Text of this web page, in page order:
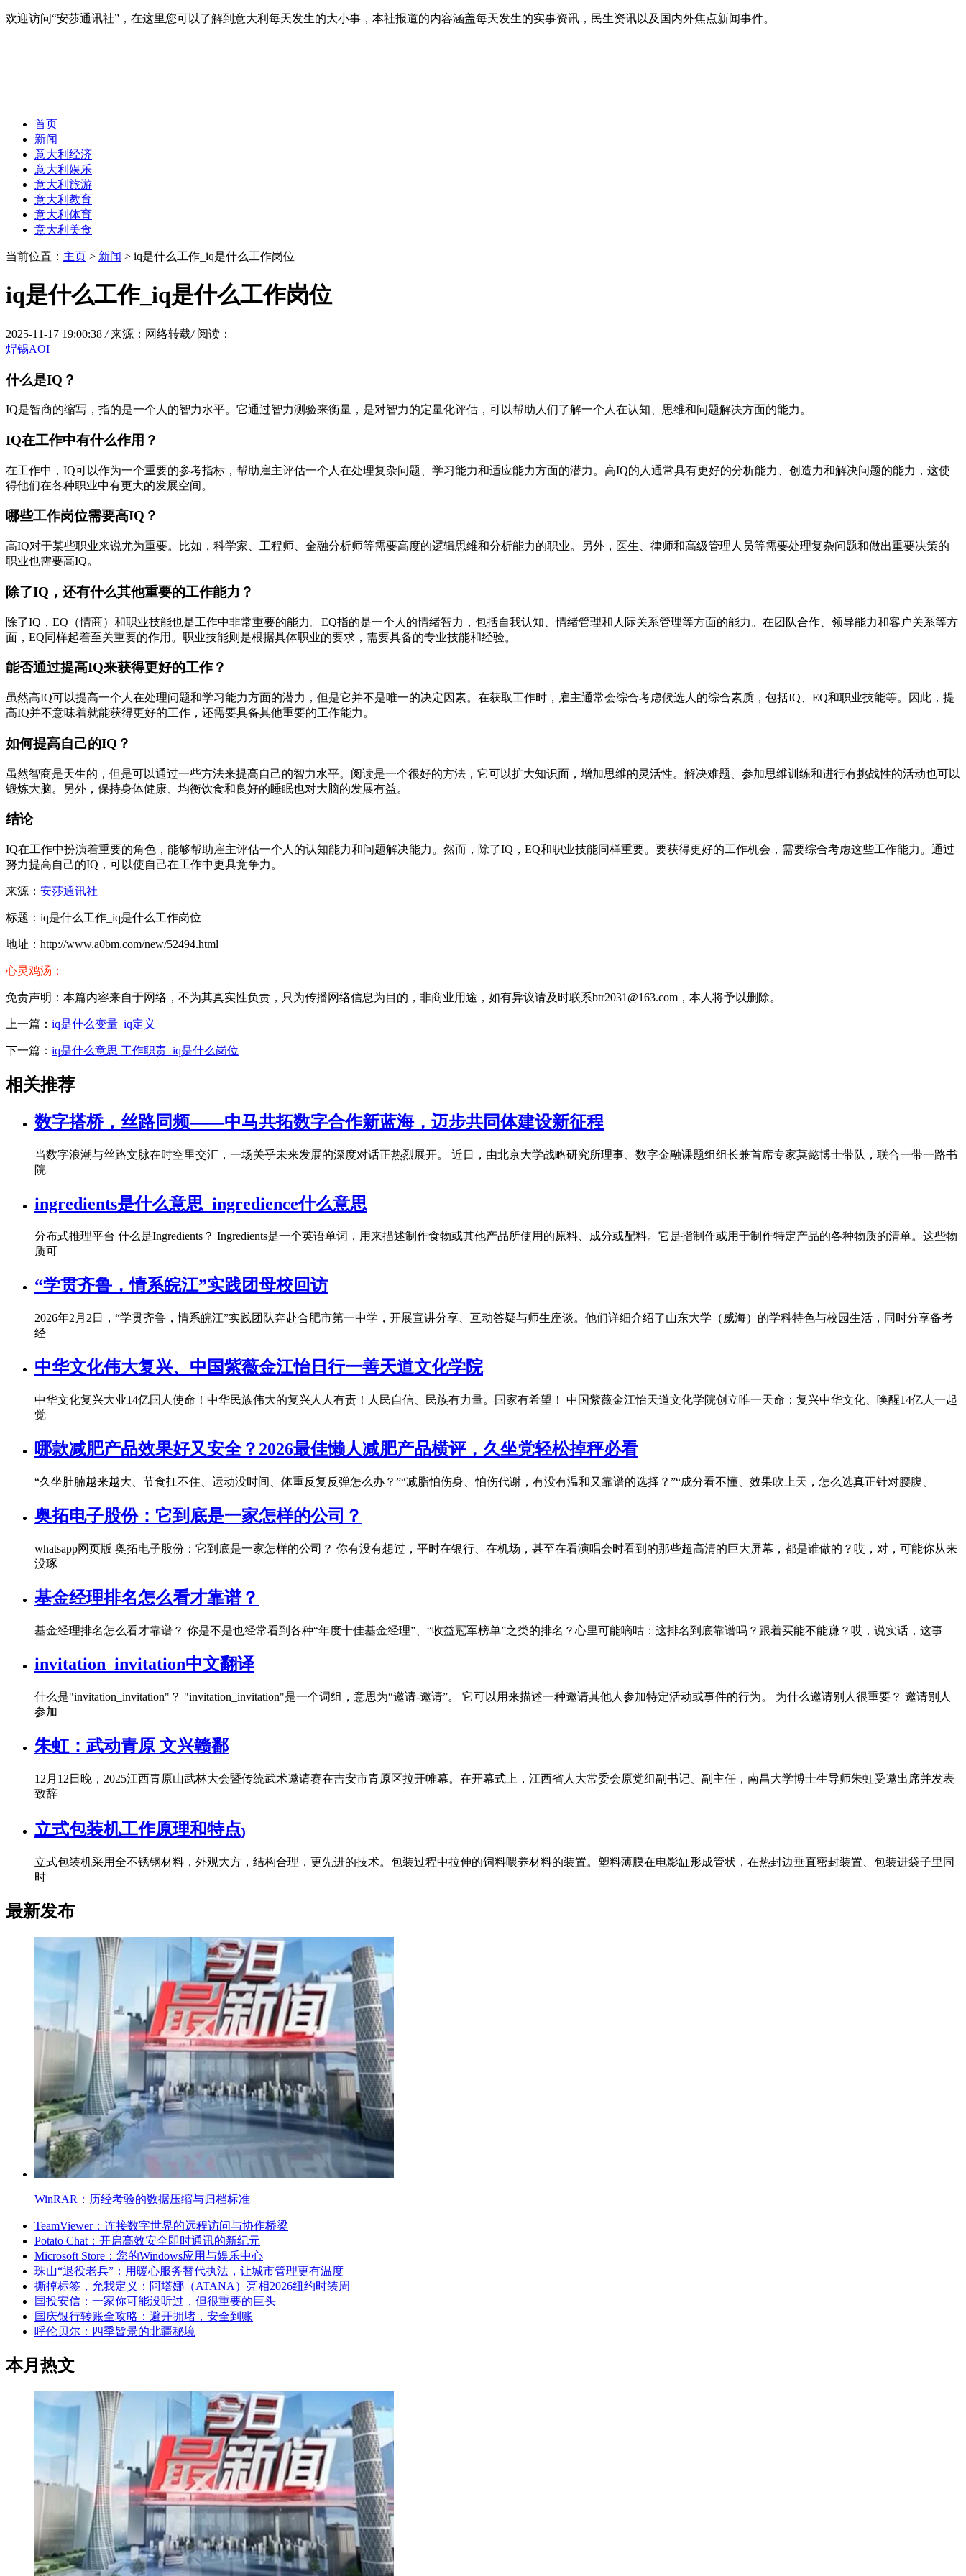
欢迎访问“安莎通讯社”，在这里您可以了解到意大利每天发生的大小事，本社报道的内容涵盖每天发生的实事资讯，民生资讯以及国内外焦点新闻事件。
首页
新闻
意大利经济
意大利娱乐
意大利旅游
意大利教育
意大利体育
意大利美食
当前位置： 主页 > 新闻 > iq是什么工作_iq是什么工作岗位
iq是什么工作_iq是什么工作岗位
2025-11-17 19:00:38 / 来源：网络转载/ 阅读：
焊锡AOI
什么是IQ？
IQ是智商的缩写，指的是一个人的智力水平。它通过智力测验来衡量，是对智力的定量化评估，可以帮助人们了解一个人在认知、思维和问题解决方面的能力。
IQ在工作中有什么作用？
在工作中，IQ可以作为一个重要的参考指标，帮助雇主评估一个人在处理复杂问题、学习能力和适应能力方面的潜力。高IQ的人通常具有更好的分析能力、创造力和解决问题的能力，这使
得他们在各种职业中有更大的发展空间。
哪些工作岗位需要高IQ？
高IQ对于某些职业来说尤为重要。比如，科学家、工程师、金融分析师等需要高度的逻辑思维和分析能力的职业。另外，医生、律师和高级管理人员等需要处理复杂问题和做出重要决策的
职业也需要高IQ。
除了IQ，还有什么其他重要的工作能力？
除了IQ，EQ（情商）和职业技能也是工作中非常重要的能力。EQ指的是一个人的情绪智力，包括自我认知、情绪管理和人际关系管理等方面的能力。在团队合作、领导能力和客户关系等方
面，EQ同样起着至关重要的作用。职业技能则是根据具体职业的要求，需要具备的专业技能和经验。
能否通过提高IQ来获得更好的工作？
虽然高IQ可以提高一个人在处理问题和学习能力方面的潜力，但是它并不是唯一的决定因素。在获取工作时，雇主通常会综合考虑候选人的综合素质，包括IQ、EQ和职业技能等。因此，提
高IQ并不意味着就能获得更好的工作，还需要具备其他重要的工作能力。
如何提高自己的IQ？
虽然智商是天生的，但是可以通过一些方法来提高自己的智力水平。阅读是一个很好的方法，它可以扩大知识面，增加思维的灵活性。解决难题、参加思维训练和进行有挑战性的活动也可以
锻炼大脑。另外，保持身体健康、均衡饮食和良好的睡眠也对大脑的发展有益。
结论
IQ在工作中扮演着重要的角色，能够帮助雇主评估一个人的认知能力和问题解决能力。然而，除了IQ，EQ和职业技能同样重要。要获得更好的工作机会，需要综合考虑这些工作能力。通过
努力提高自己的IQ，可以使自己在工作中更具竞争力。
来源： 安莎通讯社
标题：iq是什么工作_iq是什么工作岗位
地址：http://www.a0bm.com/new/52494.html
心灵鸡汤：
免责声明：本篇内容来自于网络，不为其真实性负责，只为传播网络信息为目的，非商业用途，如有异议请及时联系btr2031@163.com，本人将予以删除。
上一篇： iq是什么变量_iq定义
下一篇： iq是什么意思 工作职责_iq是什么岗位
相关推荐
数字搭桥，丝路同频——中马共拓数字合作新蓝海，迈步共同体建设新征程
当数字浪潮与丝路文脉在时空里交汇，一场关乎未来发展的深度对话正热烈展开。 近日，由北京大学战略研究所理事、数字金融课题组组长兼首席专家莫懿博士带队，联合一带一路书
院
ingredients是什么意思_ingredience什么意思
分布式推理平台 什么是Ingredients？ Ingredients是一个英语单词，用来描述制作食物或其他产品所使用的原料、成分或配料。它是指制作或用于制作特定产品的各种物质的清单。这些物
质可
“学贯齐鲁，情系皖江”实践团母校回访
2026年2月2日，“学贯齐鲁，情系皖江”实践团队奔赴合肥市第一中学，开展宣讲分享、互动答疑与师生座谈。他们详细介绍了山东大学（威海）的学科特色与校园生活，同时分享备考
经
中华文化伟大复兴、中国紫薇金江怡日行一善天道文化学院
中华文化复兴大业14亿国人使命！中华民族伟大的复兴人人有责！人民自信、民族有力量。国家有希望！ 中国紫薇金江怡天道文化学院创立唯一天命：复兴中华文化、唤醒14亿人一起
觉
哪款减肥产品效果好又安全？2026最佳懒人减肥产品横评，久坐党轻松掉秤必看
“久坐肚腩越来越大、节食扛不住、运动没时间、体重反复反弹怎么办？”“减脂怕伤身、怕伤代谢，有没有温和又靠谱的选择？”“成分看不懂、效果吹上天，怎么选真正针对腰腹、
奥拓电子股份：它到底是一家怎样的公司？
whatsapp网页版 奥拓电子股份：它到底是一家怎样的公司？ 你有没有想过，平时在银行、在机场，甚至在看演唱会时看到的那些超高清的巨大屏幕，都是谁做的？哎，对，可能你从来
没琢
基金经理排名怎么看才靠谱？
基金经理排名怎么看才靠谱？ 你是不是也经常看到各种“年度十佳基金经理”、“收益冠军榜单”之类的排名？心里可能嘀咕：这排名到底靠谱吗？跟着买能不能赚？哎，说实话，这事
invitation_invitation中文翻译
什么是"invitation_invitation"？ "invitation_invitation"是一个词组，意思为“邀请-邀请”。 它可以用来描述一种邀请其他人参加特定活动或事件的行为。 为什么邀请别人很重要？ 邀请别人
参加
朱虹：武动青原 文兴赣鄱
12月12日晚，2025江西青原山武林大会暨传统武术邀请赛在吉安市青原区拉开帷幕。在开幕式上，江西省人大常委会原党组副书记、副主任，南昌大学博士生导师朱虹受邀出席并发表
致辞
立式包装机工作原理和特点₎
立式包装机采用全不锈钢材料，外观大方，结构合理，更先进的技术。包装过程中拉伸的饲料喂养材料的装置。塑料薄膜在电影缸形成管状，在热封边垂直密封装置、包装进袋子里同
时
最新发布
WinRAR：历经考验的数据压缩与归档标准
TeamViewer：连接数字世界的远程访问与协作桥梁
Potato Chat：开启高效安全即时通讯的新纪元
Microsoft Store：您的Windows应用与娱乐中心
珠山“退役老兵”：用暖心服务替代执法，让城市管理更有温度
撕掉标签，允我定义：阿塔娜（ATANA）亮相2026纽约时装周
国投安信：一家你可能没听过，但很重要的巨头
国庆银行转账全攻略：避开拥堵，安全到账
呼伦贝尔：四季皆景的北疆秘境
本月热文